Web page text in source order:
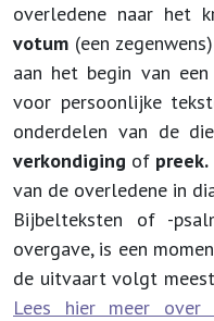
overledene naar het
votum (een
aan het begin van
voor persoonlijke
onderdelen van de
verkondiging of preek.
van de overledene in
Bijbelteksten of -
overgave, is een
de uitvaart volgt
Lees hier meer over